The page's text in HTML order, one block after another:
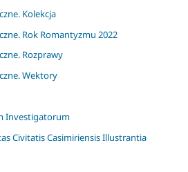
Kolekcja
Rok Romantyzmu 2022
Rozprawy
Wektory
Investigatorum
Civitatis Casimiriensis Illustrantia